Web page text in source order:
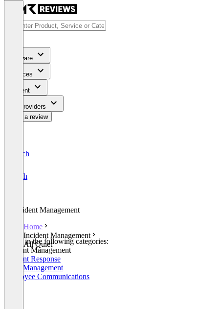
Software
Services
Content
For Providers
Write a review
Deutsch
English
Incident Management
Home
Incident Management
All Quiet
Listed in the following categories:
Incident Management
Incident Response
Work Management
Employee Communications